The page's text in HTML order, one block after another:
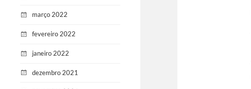
março 2022
fevereiro 2022
janeiro 2022
dezembro 2021